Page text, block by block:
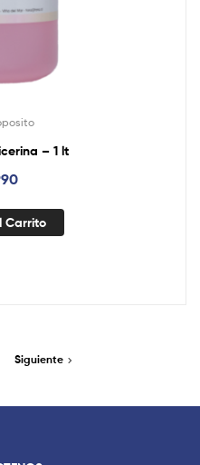
Glicerina – 1 lt
Carrito
Siguiente